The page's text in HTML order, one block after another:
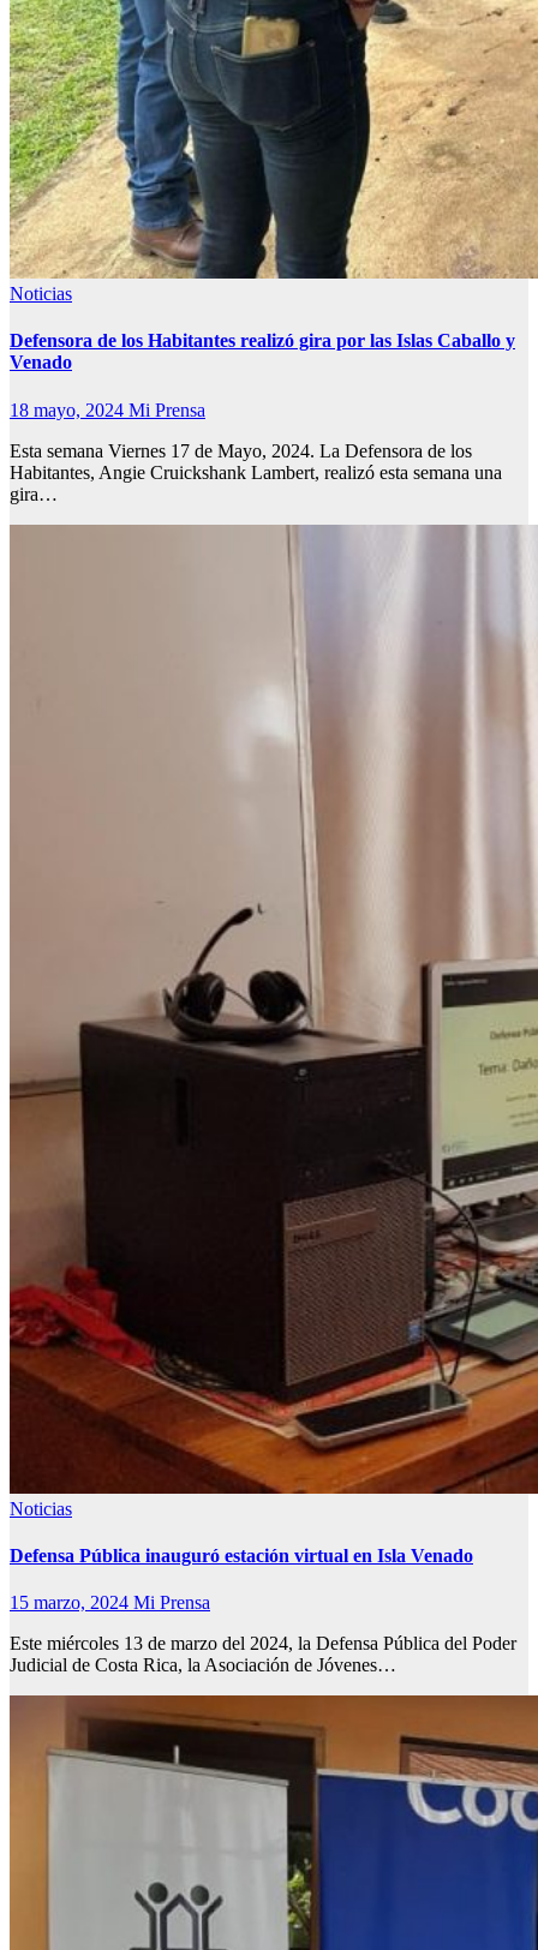
Noticias
Defensora de los Habitantes realizó gira por las Islas Caballo y
Venado
18 mayo, 2024 Mi Prensa
Esta semana Viernes 17 de Mayo, 2024. La Defensora de los
Habitantes, Angie Cruickshank Lambert, realizó esta semana una
gira…
Noticias
Defensa Pública inauguró estación virtual en Isla Venado
15 marzo, 2024 Mi Prensa
Este miércoles 13 de marzo del 2024, la Defensa Pública del Poder
Judicial de Costa Rica, la Asociación de Jóvenes…